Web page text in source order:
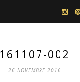
161107-002
26 NOVEMBRE 2016